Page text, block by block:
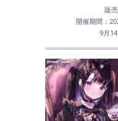
販
開催期間：
9月